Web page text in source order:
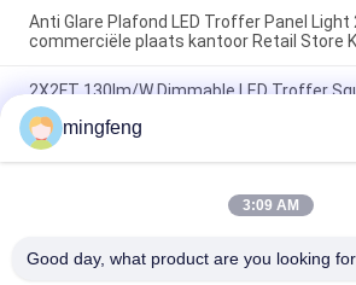
Anti Glare Plafond LED Troffer Panel Light
commerciële plaats kantoor Retail Store
2X2FT 130lm/W Dimmable LED Troffer
Retrofit Light LED Commerciële Flat Panel
Flat Panel Drop Ceiling Light voor
populaire
mingfeng
3:09 AM
Good day, what product are you looking